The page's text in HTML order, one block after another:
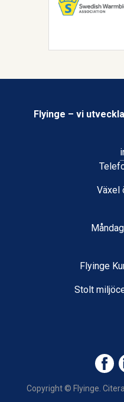
Flyinge – vi
Växel
Flyinge
Stolt
Copyright © Flyinge.